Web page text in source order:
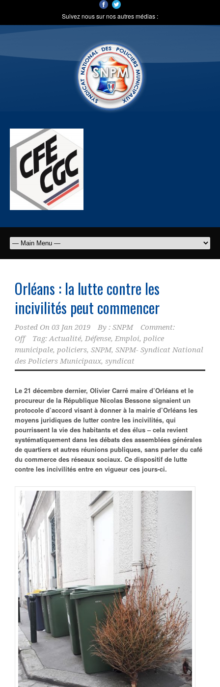
Suivez nous sur nos autres médias :
Orléans : la lutte contre les
incivilités peut commencer
Posted On 03 Jan 2019 By : SNPM
Comment:
Off
Tag:Actualité, Défense, Emploi, police
municipale, policiers, SNPM, SNPM- Syndicat National
des Policiers Municipaux, syndicat
Le 21 décembre dernier, Olivier Carré maire d’Orléans et le
procureur de la République Nicolas Bessone signaient un
protocole d’accord visant à donner à la mairie d’Orléans les
moyens juridiques de lutter contre les incivilités, qui
pourrissent la vie des habitants et des élus – cela revient
systématiquement dans les débats des assemblées générales
de quartiers et autres réunions publiques, sans parler du café
du commerce des réseaux sociaux. Ce dispositif de lutte
contre les incivilités entre en vigueur ces jours-ci.